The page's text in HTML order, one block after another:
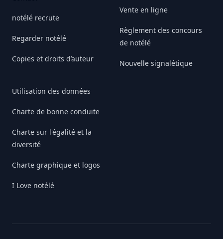
notélé recrute
Regarder notélé
Copies et droits d’auteur
Utilisation des données
Charte de bonne conduite
Charte sur l'égalité et la
diversité
Charte graphique et logos
I Love notélé
Vente en ligne
Règlement des concours
de notélé
Nouvelle signalétique